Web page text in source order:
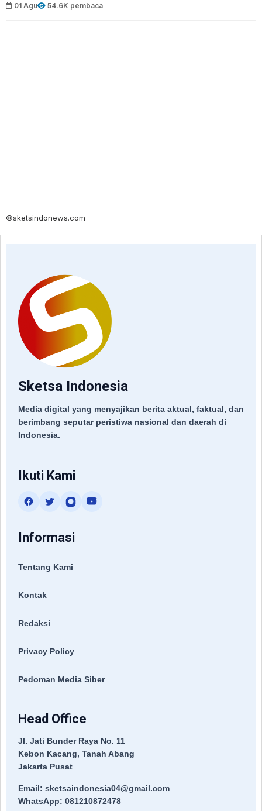
01 Agu 54.6K pembaca
©sketsindonews.com
Sketsa Indonesia
Media digital yang menyajikan berita aktual, faktual, dan
berimbang seputar peristiwa nasional dan daerah di
Indonesia.
Ikuti Kami
Informasi
Tentang Kami
Kontak
Redaksi
Privacy Policy
Pedoman Media Siber
Head Office
Jl. Jati Bunder Raya No. 11
Kebon Kacang, Tanah Abang
Jakarta Pusat
Email: sketsaindonesia04@gmail.com
WhatsApp: 081210872478